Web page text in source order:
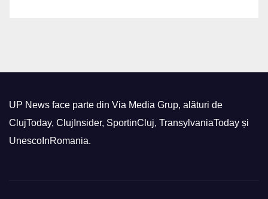
UP News face parte din Via Media Grup, alături de
ClujToday, ClujInsider, SportinCluj, TransylvaniaToday și
UnescoInRomania.